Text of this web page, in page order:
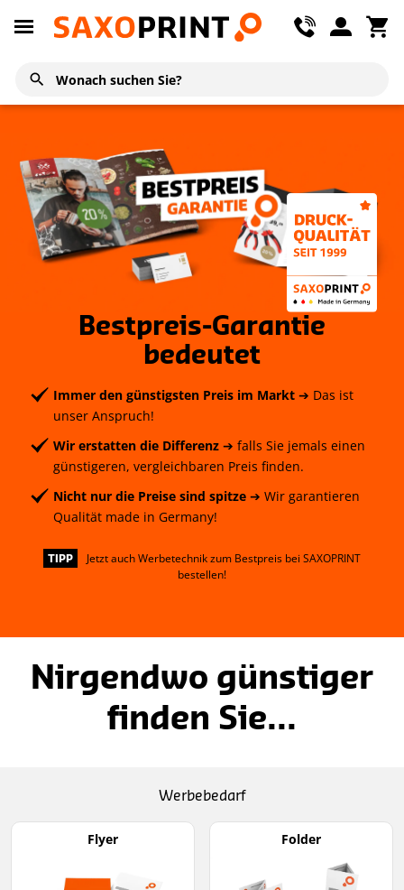
Bestpreis-Garantie
bedeutet
Immer den günstigsten Preis im Markt➔ Das ist
unser Anspruch!
Wir erstatten die Differenz➔ falls Sie jemals einen
günstigeren, vergleichbaren Preis finden.
Nicht nur die Preise sind spitze➔ Wir garantieren
Qualität made in Germany!
TIPP
Jetzt auch Werbetechnik zum Bestpreis bei SAXOPRINT
bestellen!
Nirgendwo günstiger
finden Sie...
Werbebedarf
Flyer Folder